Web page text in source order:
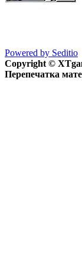
Powered by Seditio
Copyright ©
Перепечатка